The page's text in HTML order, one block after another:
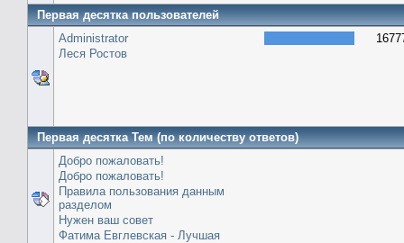
Первая десятка пользователей
Administrator
Леся Ростов
Первая десятка Тем (по количеству ответов)
Добро пожаловать!
Добро пожаловать!
Правила пользования данным
разделом
Нужен ваш совет
Фатима Евглевская - Лучшая